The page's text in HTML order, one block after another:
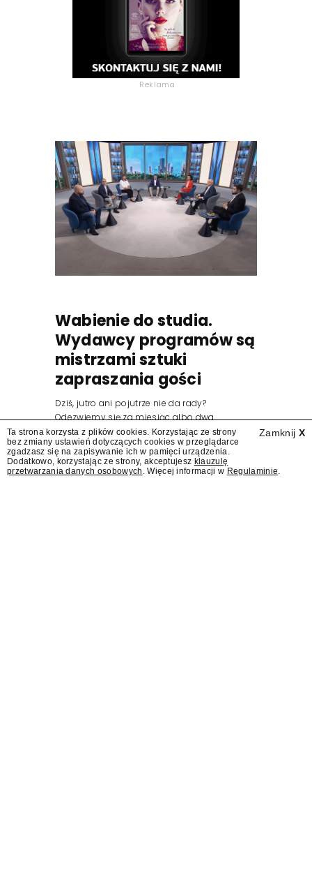
Reklama
Wabienie do studia.
Wydawcy programów są
mistrzami sztuki
zapraszania gości
Dziś, jutro ani pojutrze nie da rady?
Odezwiemy się za miesiąc albo dwa.
Wydawcy programów są mistrzami sztuki
zapraszania gości.
Zamknij X
Ta strona korzysta z plików cookies. Korzystając ze strony
bez zmiany ustawień dotyczących cookies w przeglądarce
zgadzasz się na zapisywanie ich w pamięci urządzenia.
Dodatkowo, korzystając ze strony, akceptujesz klauzulę
przetwarzania danych osobowych . Więcej informacji w Regulaminie.